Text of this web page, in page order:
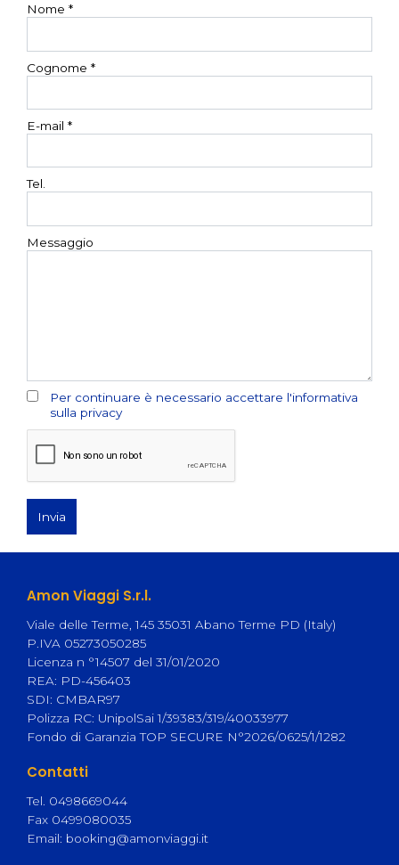
Nome *
Cognome *
E-mail *
Tel.
Messaggio
Per continuare è necessario accettare l'informativa
sulla privacy
Invia
Amon Viaggi S.r.l.
Viale delle Terme, 145 35031 Abano Terme PD (Italy)
P.IVA 05273050285
Licenza n °14507 del 31/01/2020
REA: PD-456403
SDI: CMBAR97
Polizza RC: UnipolSai 1/39383/319/40033977
Fondo di Garanzia TOP SECURE N°2026/0625/1/1282
Contatti
Tel. 0498669044
Fax 0499080035
Email: booking@amonviaggi.it